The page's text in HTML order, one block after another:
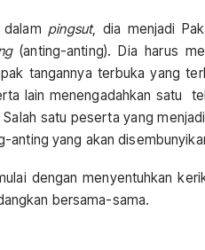
pingsut, dia menjadi
(anting-anting). Dia harus
tangannya terbuka yang
lain menengadahkan satu
satu peserta yang
anting yang akan
dengan menyentuhkan
bersama-sama.